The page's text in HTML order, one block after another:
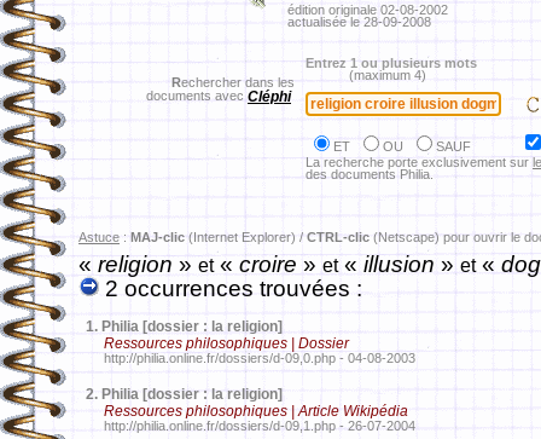
édition originale 02-08-2002
actualisée le 28-09-2008
Rechercher dans les
documents avec Cléphi
Entrez 1 ou plusieurs mots
(maximum 4)
ET OU
SAUF
La recherche porte exclusivement sur
des documents Philia.
Astuce : MAJ-clic (Internet Explorer) / CTRL-clic (Netscape) pour ouvrir le
«religion» et« croire » et« illusion » et«
2 occurrences trouvées :
1. Philia [dossier : la religion]
Ressources philosophiques | Dossier
http://philia.online.fr/dossiers/d-09,0.php - 04-08-2003
2. Philia [dossier : la religion]
Ressources philosophiques | Article Wikipédia
http://philia.online.fr/dossiers/d-09,1.php - 26-07-2004